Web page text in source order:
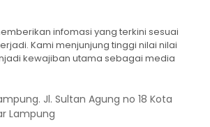
infomasi yang terkini sesuai
Kami menjunjung tinggi nilai nilai
kewajiban utama sebagai media
Jl. Sultan Agung no 18 Kota
Lampung